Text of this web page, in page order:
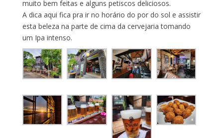
muito bem feitas e alguns petiscos deliciosos.
A dica aqui fica pra ir no horário do por do sol e assistir
esta beleza na parte de cima da cervejaria tomando
um Ipa intenso.